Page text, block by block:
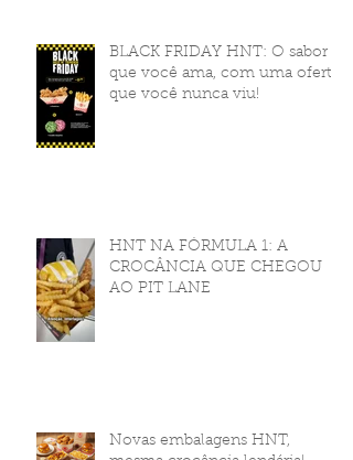
BLACK FRIDAY HNT: O sabor
que você ama, com uma oferta
que você nunca viu!
HNT NA FÓRMULA 1: A
CROCÂNCIA QUE CHEGOU
AO PIT LANE
Novas embalagens HNT,